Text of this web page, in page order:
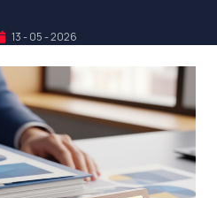
13 - 05 - 2026